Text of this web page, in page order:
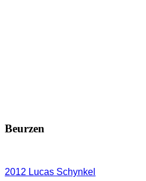
Beurzen
2012 Lucas Schynkel